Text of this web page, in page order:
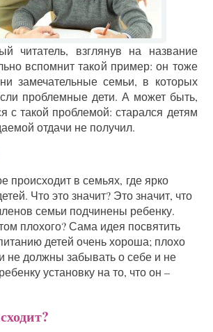
читатель, взглянув на название
вспомнит такой пример: он тоже
замечательные семьи, в которых
проблемные дети. А может быть,
с такой проблемой: старался детям
отдачи не получил.
происходит в семьях, где ярко
Что это значит? Это значит, что
семьи подчинены ребенку.
плохого? Сама идея посвятить
детей очень хороша; плохо
не должны забывать о себе и не
установку на то, что он –